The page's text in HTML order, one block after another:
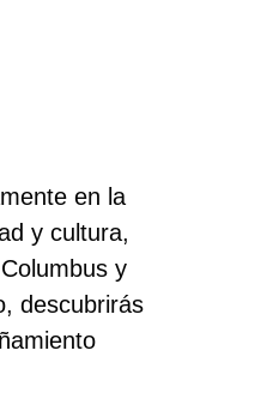
en la
y cultura,
y
descubrirás